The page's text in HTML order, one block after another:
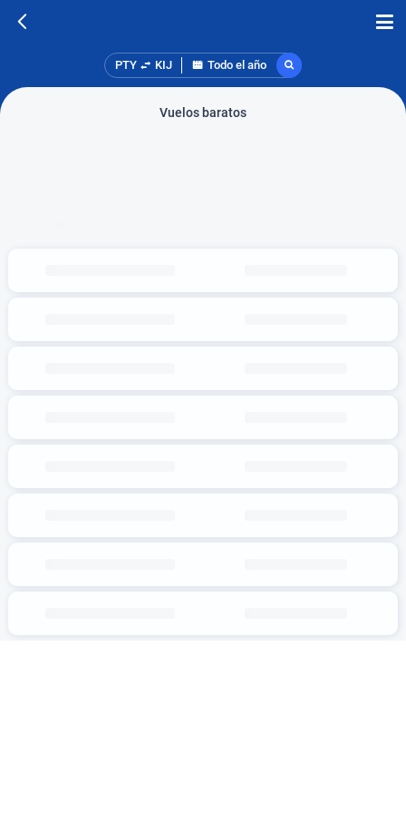
PTY KIJ Todo el año
Vuelos baratos